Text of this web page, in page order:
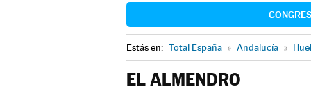
Estás en: Total España » Andalucía »
EL ALMENDRO